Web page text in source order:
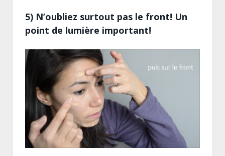
5) N’oubliez surtout pas le front! Un
point de lumière important!